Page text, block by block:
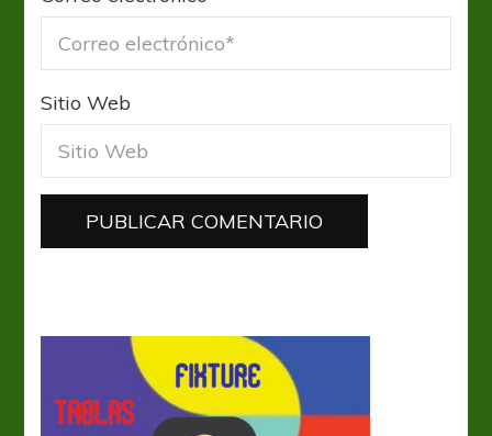
Sitio Web